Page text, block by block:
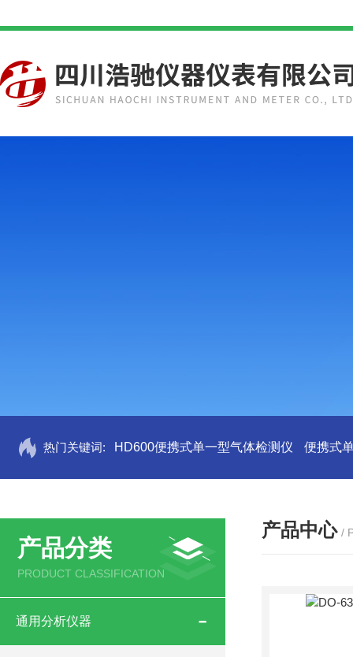
热门关键词: HD600便携式单一型气体检测仪 便携式
产品分类
PRODUCT CLASSIFICATION
通用分析仪器
产品中心 /